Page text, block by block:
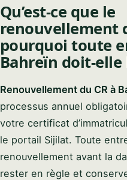
Qu’est-ce que le
renouvellement
pourquoi toute
Bahreïn doit-elle
Renouvellement du CR à
processus annuel
votre certificat
le portail Sijilat. Toute
renouvellement avant la
rester en règle et
Syeda Khatoon Zahra
AI Assistant